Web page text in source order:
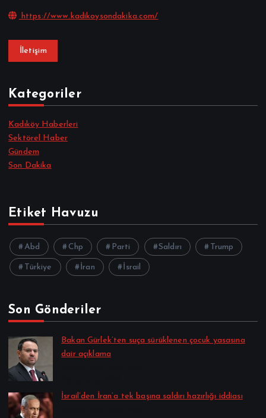
https://www.kadikoysondakika.com/
İletişim
Kategoriler
Kadıköy Haberleri
Sektörel Haber
Gündem
Son Dakika
Etiket Havuzu
Abd Chp Parti Saldırı Trump
Türkiye İran İsrail
Son Gönderiler
Bakan Gürlek’ten suça sürüklenen çocuk yasasına
dair açıklama
İsrail’den İran’a tek başına saldırı hazırlığı iddiası